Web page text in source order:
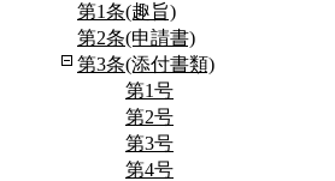
第1条(趣旨)
第2条(申請書)
第3条(添付書類)
第1号
第2号
第3号
第4号